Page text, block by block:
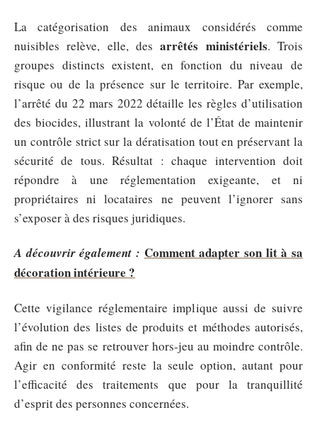
La catégorisation des animaux considérés comme
nuisibles relève, elle, desarrêtés ministériels. Trois
groupes distincts existent, en fonction du niveau de
risque ou de la présence sur le territoire. Par exemple,
l’arrêté du 22 mars 2022 détaille les règles d’utilisation
des biocides, illustrant la volonté de l’État de maintenir
un contrôle strict sur la dératisation tout en préservant la
sécurité de tous. Résultat : chaque intervention doit
répondre à une réglementation exigeante, et ni
propriétaires ni locataires ne peuvent l’ignorer sans
s’exposer à des risques juridiques.
A découvrir également : Comment adapter son lit à sa
décoration intérieure ?
Cette vigilance réglementaire implique aussi de suivre
l’évolution des listes de produits et méthodes autorisés,
afin de ne pas se retrouver hors-jeu au moindre contrôle.
Agir en conformité reste la seule option, autant pour
l’efficacité des traitements que pour la tranquillité
d’esprit des personnes concernées.